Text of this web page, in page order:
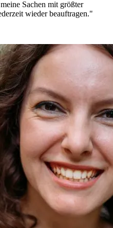
Sachen mit größter
wieder beauftragen."